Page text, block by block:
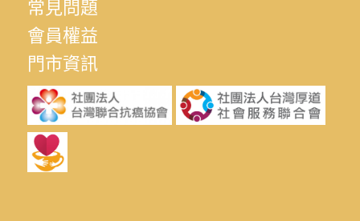
常見問題
會員權益
門市資訊